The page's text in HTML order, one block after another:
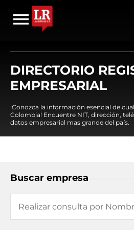
DIRECTORIO
EMPRESARIAL
¡Conozca la información esencial de
Colombia! Encuentre NIT, dirección,
datos empresarial mas grande del país.
Buscar empresa